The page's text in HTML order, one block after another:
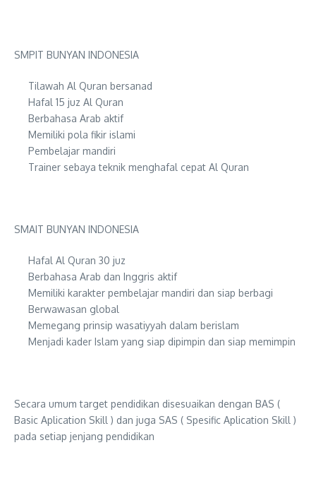
SMPIT BUNYAN INDONESIA
Tilawah Al Quran bersanad
Hafal 15 juz Al Quran
Berbahasa Arab aktif
Memiliki pola fikir islami
Pembelajar mandiri
Trainer sebaya teknik menghafal cepat Al Quran
SMAIT BUNYAN INDONESIA
Hafal Al Quran 30 juz
Berbahasa Arab dan Inggris aktif
Memiliki karakter pembelajar mandiri dan siap berbagi
Berwawasan global
Memegang prinsip wasatiyyah dalam berislam
Menjadi kader Islam yang siap dipimpin dan siap memimpin
Secara umum target pendidikan disesuaikan dengan BAS (
Basic Aplication Skill ) dan juga SAS ( Spesific Aplication Skill )
pada setiap jenjang pendidikan